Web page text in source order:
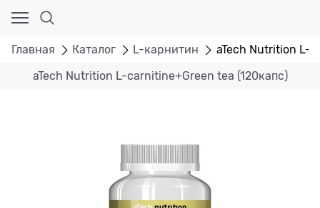
Главная Каталог L-карнитин aTech Nutrition L-
aTech Nutrition L-carnitine+Green tea (120капс)